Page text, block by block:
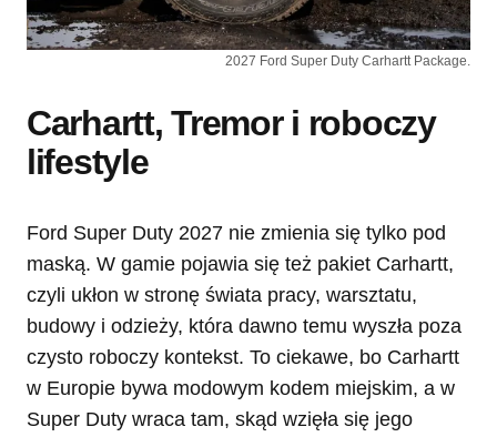
2027 Ford Super Duty Carhartt Package.
Carhartt, Tremor i roboczy
lifestyle
Ford Super Duty 2027 nie zmienia się tylko pod
maską. W gamie pojawia się też pakiet Carhartt,
czyli ukłon w stronę świata pracy, warsztatu,
budowy i odzieży, która dawno temu wyszła poza
czysto roboczy kontekst. To ciekawe, bo Carhartt
w Europie bywa modowym kodem miejskim, a w
Super Duty wraca tam, skąd wzięła się jego